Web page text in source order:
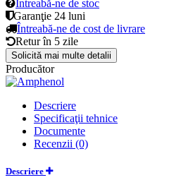
Întreabă-ne de stoc
Garanţie 24 luni
Întreabă-ne de cost de livrare
Retur în 5 zile
Solicită mai multe detalii
Producător
Descriere
Specificaţii tehnice
Documente
Recenzii (0)
Descriere